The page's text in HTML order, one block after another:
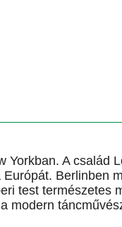
Yorkban. A család
Berlinben
test természetes
modern